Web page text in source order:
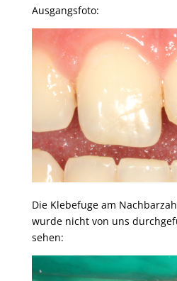
Ausgangsfoto:
Die Klebefuge am
wurde nicht von uns
sehen: